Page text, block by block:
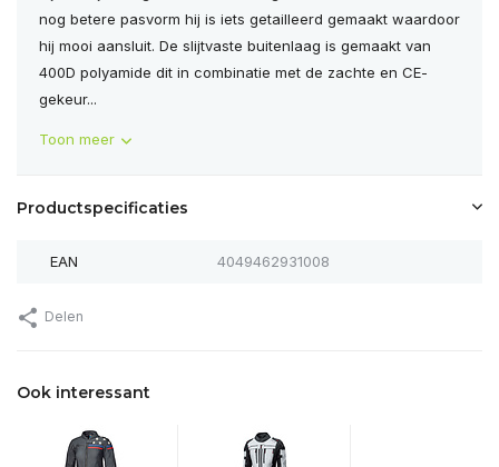
nog betere pasvorm hij is iets getailleerd gemaakt waardoor
hij mooi aansluit. De slijtvaste buitenlaag is gemaakt van
400D polyamide dit in combinatie met de zachte en CE-
gekeur...
Toon meer
Productspecificaties
EAN 4049462931008
Delen
Ook interessant